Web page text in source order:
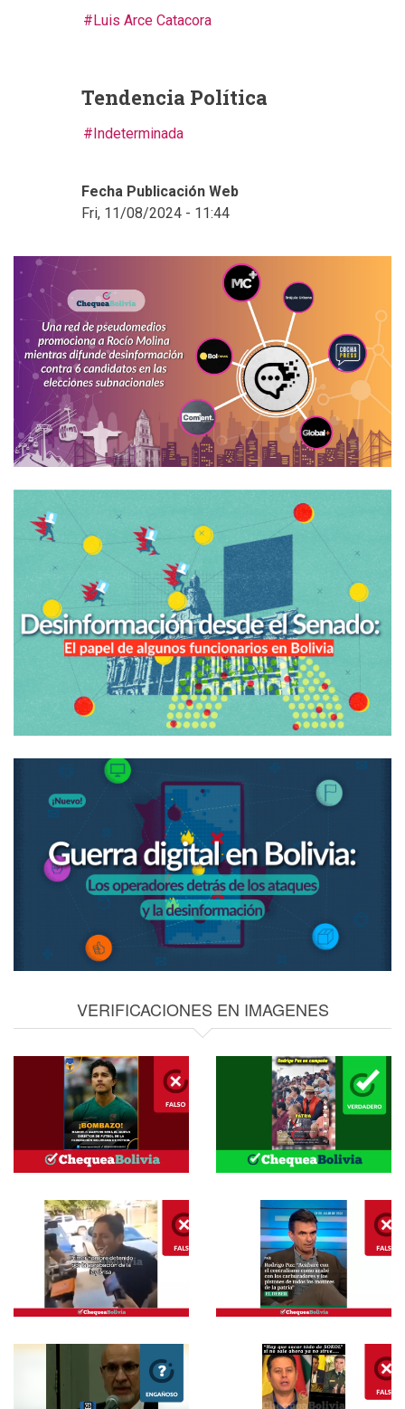
Luis Arce Catacora
Tendencia Política
Indeterminada
Fecha Publicación Web
Fri, 11/08/2024 - 11:44
VERIFICACIONES EN IMAGENES